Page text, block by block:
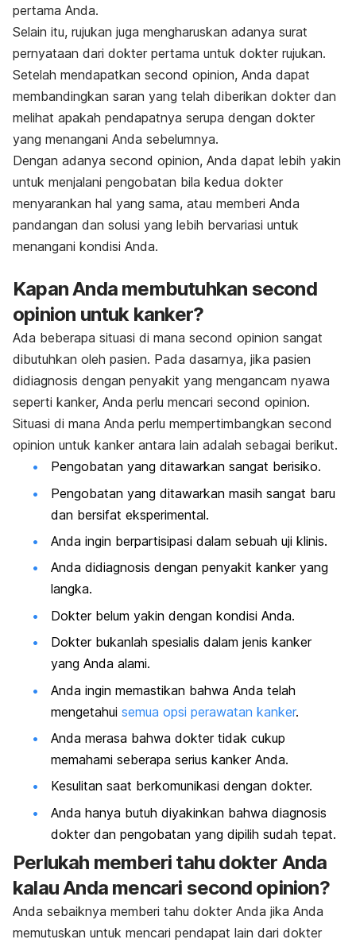
pertama Anda.
Selain itu, rujukan juga mengharuskan adanya surat
pernyataan dari dokter pertama untuk dokter rujukan.
Setelah mendapatkan second opinion, Anda dapat
membandingkan saran yang telah diberikan dokter dan
melihat apakah pendapatnya serupa dengan dokter
yang menangani Anda sebelumnya.
Dengan adanya second opinion, Anda dapat lebih yakin
untuk menjalani pengobatan bila kedua dokter
menyarankan hal yang sama, atau memberi Anda
pandangan dan solusi yang lebih bervariasi untuk
menangani kondisi Anda.
Kapan Anda membutuhkan second
opinion untuk kanker?
Ada beberapa situasi di mana second opinion sangat
dibutuhkan oleh pasien. Pada dasarnya, jika pasien
didiagnosis dengan penyakit yang mengancam nyawa
seperti kanker, Anda perlu mencari second opinion.
Situasi di mana Anda perlu mempertimbangkan second
opinion untuk kanker antara lain adalah sebagai berikut.
Pengobatan yang ditawarkan sangat berisiko.
Pengobatan yang ditawarkan masih sangat baru
dan bersifat eksperimental.
Anda ingin berpartisipasi dalam sebuah uji klinis.
Anda didiagnosis dengan penyakit kanker yang
langka.
Dokter belum yakin dengan kondisi Anda.
Dokter bukanlah spesialis dalam jenis kanker
yang Anda alami.
Anda ingin memastikan bahwa Anda telah
mengetahui semua opsi perawatan kanker.
Anda merasa bahwa dokter tidak cukup
memahami seberapa serius kanker Anda.
Kesulitan saat berkomunikasi dengan dokter.
Anda hanya butuh diyakinkan bahwa diagnosis
dokter dan pengobatan yang dipilih sudah tepat.
Perlukah memberi tahu dokter Anda
kalau Anda mencari second opinion?
Anda sebaiknya memberi tahu dokter Anda jika Anda
memutuskan untuk mencari pendapat lain dari dokter